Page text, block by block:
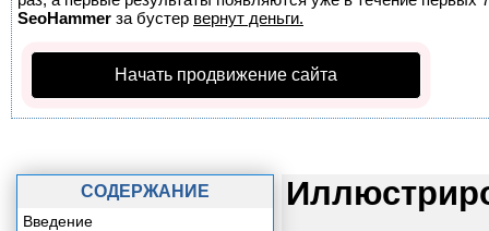
SeoHammer за бустер вернут деньги.
Начать продвижение сайта
СОДЕРЖАНИЕ
Введение